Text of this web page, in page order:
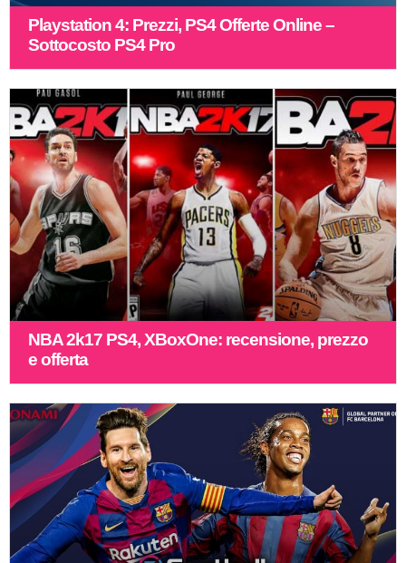
Playstation 4: Prezzi, PS4 Offerte Online –
Sottocosto PS4 Pro
NBA 2k17 PS4, XBoxOne: recensione, prezzo
e offerta